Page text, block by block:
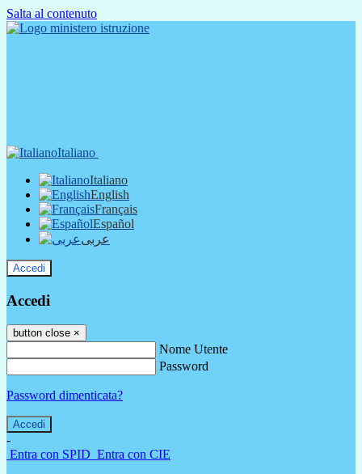
Salta al contenuto
Italiano
Italiano
English
Français
Español
عربى
Accedi
Accedi
button close ×
Nome Utente
Password
Password dimenticata?
-
Entra con SPID Entra con CIE